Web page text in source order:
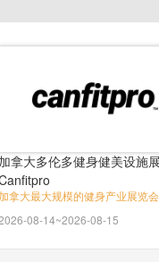
加拿大多伦多健身健美设施
拿大最大规模的健身产业展览会
08-14~2026-08-15